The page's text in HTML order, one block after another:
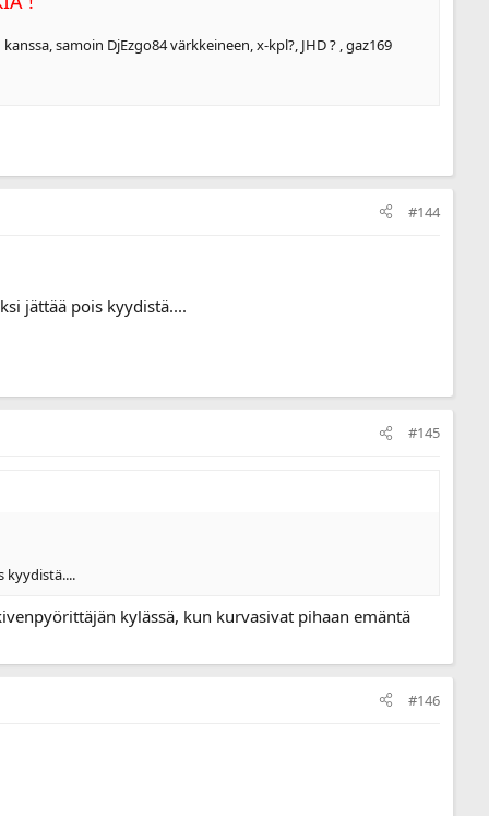
samoin DjEzgo84 värkkeineen, x-kpl?, JHD ? , gaz169
#144
jättää pois kyydistä....
#145
kyydistä....
kylässä, kun kurvasivat pihaan emäntä
#146